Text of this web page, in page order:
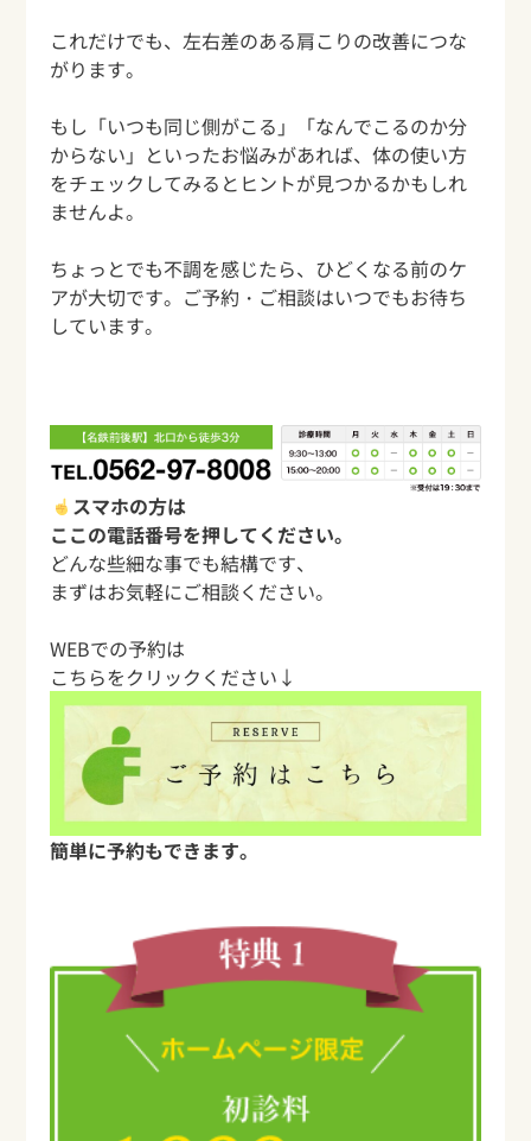
これだけでも、左右差のある肩こりの改善につな
がります。
もし「いつも同じ側がこる」「なんでこるのか分
からない」といったお悩みがあれば、体の使い方
をチェックしてみるとヒントが見つかるかもしれ
ませんよ。
ちょっとでも不調を感じたら、ひどくなる前のケ
アが大切です。ご予約・ご相談はいつでもお待ち
しています。
スマホの方は
ここの電話番号を押してください。
どんな些細な事でも結構です、
まずはお気軽にご相談ください。
WEBでの予約は
こちらをクリックください↓
簡単に予約もできます。